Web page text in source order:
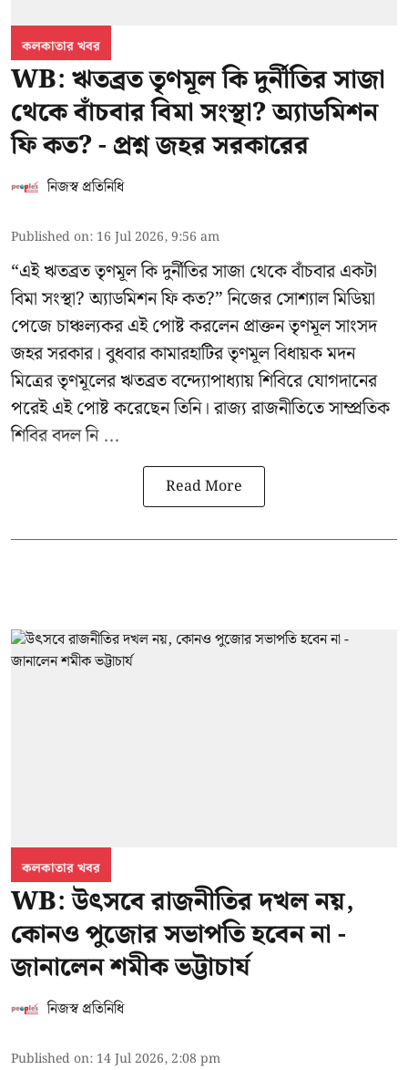
কলকাতার খবর
WB: ঋতব্রত তৃণমূল কি দুর্নীতির সাজা
থেকে বাঁচবার বিমা সংস্থা? অ্যাডমিশন
ফি কত? - প্রশ্ন জহর সরকারের
নিজস্ব প্রতিনিধি
Published on: 16 Jul 2026, 9:56 am
“এই ঋতব্রত তৃণমূল কি দুর্নীতির সাজা থেকে বাঁচবার একটা
বিমা সংস্থা? অ্যাডমিশন ফি কত?” নিজের সোশ্যাল মিডিয়া
পেজে চাঞ্চল্যকর এই পোষ্ট করলেন প্রাক্তন তৃণমূল সাংসদ
জহর সরকার। বুধবার কামারহাটির তৃণমূল বিধায়ক মদন
মিত্রেরতৃণমূলের ঋতব্রত বন্দ্যোপাধ্যায় শিবিরেযোগদানের
পরেই এই পোষ্ট করেছেন তিনি। রাজ্য রাজনীতিতে সাম্প্রতিক
শিবির বদল নি ...
Read More
কলকাতার খবর
WB: উৎসবে রাজনীতির দখল নয়,
কোনও পুজোর সভাপতি হবেন না -
জানালেন শমীক ভট্টাচার্য
নিজস্ব প্রতিনিধি
Published on: 14 Jul 2026, 2:08 pm